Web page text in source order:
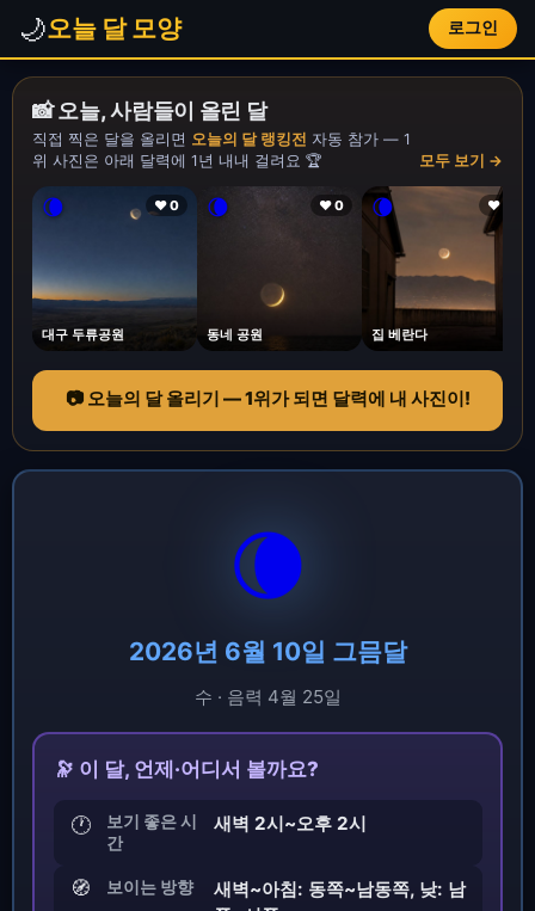
🌙오늘 달 모양 로그인
📸 오늘, 사람들이 올린 달
직접 찍은 달을 올리면 오늘의 달 랭킹전 자동 참가 — 1
위 사진은 아래 달력에 1년 내내 걸려요 🏆
모두 보기 →
🌘 ❤ 0
대구 두류공원
🌘 ❤ 0
동네 공원
🌘 ❤ 1
집 베란다
📷 오늘의 달 올리기 — 1위가 되면 달력에 내 사진이!
🌘
2026년 6월 10일 그믐달
수 · 음력 4월 25일
🔭 이 달, 언제·어디서 볼까요?
🕐
보기 좋은 시
간
새벽 2시~오후 2시
🧭 보이는 방향
새벽~아침: 동쪽~남동쪽, 낮: 남